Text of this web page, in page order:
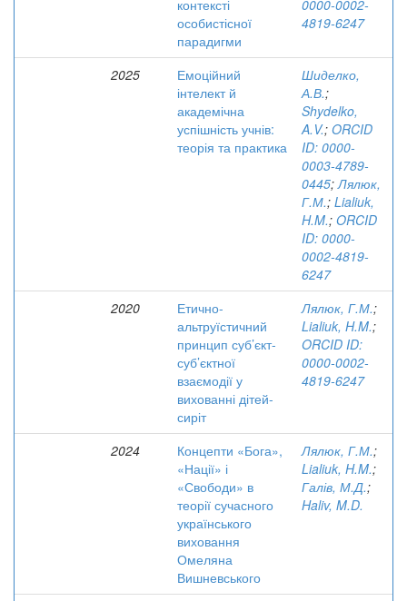
контексті
особистісної
парадигми
0000-0002-
4819-6247
2025
Емоційний
інтелект й
академічна
успішність учнів:
теорія та практика
Шиделко,
А.В.;
Shydelko,
A.V.; ORCID
ID: 0000-
0003-4789-
0445;Лялюк,
Г.М.; Lialiuk,
H.M.; ORCID
ID: 0000-
0002-4819-
6247
2020
Етично-
альтруїстичний
принцип суб’єкт-
суб’єктної
взаємодії у
вихованні дітей-
сиріт
Лялюк, Г.М.;
Lialiuk, H.M.;
ORCID ID:
0000-0002-
4819-6247
2024
Концепти «Бога»,
«Нації» і
«Свободи» в
теорії сучасного
українського
виховання
Омеляна
Вишневського
Лялюк, Г.М.;
Lialiuk, H.M.;
Галів, М.Д.;
Haliv, M.D.